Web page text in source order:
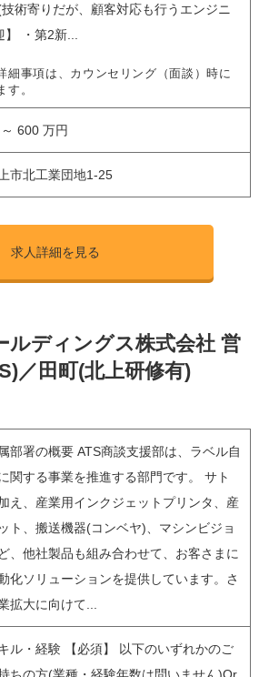
術寄りだが、顧客対応も行うエンジニ
・第2新...
細事項は、カウンセリング（面談）時に
す。
600 万円
市北工業団地1-25
求人詳細を見る
ルディングス株式会社 営
／田町(北上研修有)
部署の概要 ATS商談支援部は、ラベル自
関する事業を推進する部門です。 サト
え、産業用インクジェットプリンタ、産
ト、搬送機器(コンベヤ)、マシンビジョ
、他社製品も組み合わせて、お客さまに
化ソリューションを提供しています。さ
拡大に向けて...
ル・経験 【必須】 以下のいずれかのご
ちの方(業種・経験年数は問いません)Or